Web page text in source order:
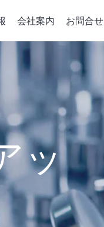
統合サービス
パーツの開発
ソリューション
企業の
グリーン
エネルギ
ジニアリ
スマート
電力小売
コーポレート·ガバナンス
取締役および情報
取締役の多様性
稽核室
績效評估
機能性委員会
会計監査委員会
賃金報酬委員会
Risk Management
政策、組
会社案内
会社案内
会社概要
マネジメン
成長史
お問合せ
ッ